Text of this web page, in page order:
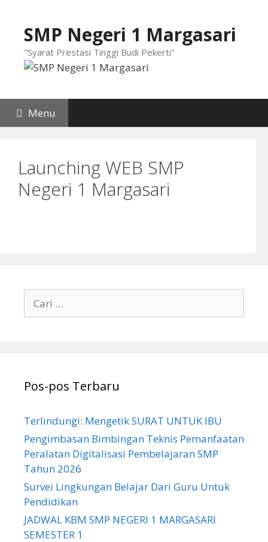
SMP Negeri 1 Margasari
"Syarat Prestasi Tinggi Budi Pekerti"
Menu
Launching WEB SMP
Negeri 1 Margasari
untuk:
Pos-pos Terbaru
Terlindungi: Mengetik SURAT UNTUK IBU
Pengimbasan Bimbingan Teknis Pemanfaatan
Peralatan Digitalisasi Pembelajaran SMP
Tahun 2026
Survei Lingkungan Belajar Dari Guru Untuk
Pendidikan
JADWAL KBM SMP NEGERI 1 MARGASARI
SEMESTER 1